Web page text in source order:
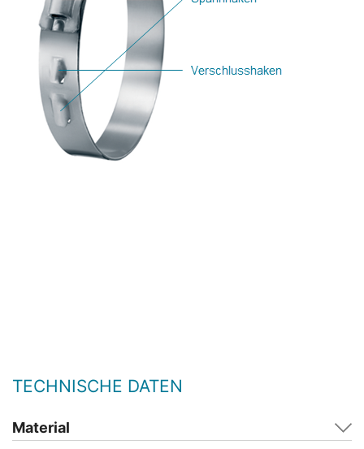
TECHNISCHE DATEN
Material